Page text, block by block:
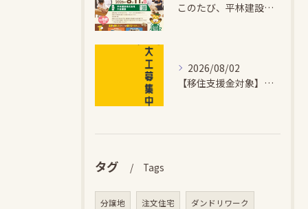
このたび、平林建設では、お子さまが木とふれあい・木について学...
2026/08/02
【移住支援金対象】【未経験歓迎】大多喜町で「見えないところも...
タグ Tags
分譲地 注文住宅 ダンドリワーク